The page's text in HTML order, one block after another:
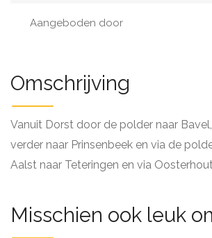
Aangeboden door
Omschrijving
Vanuit Dorst door de polder naar
verder naar Prinsenbeek en via de
Aalst naar Teteringen en via
Misschien ook leuk